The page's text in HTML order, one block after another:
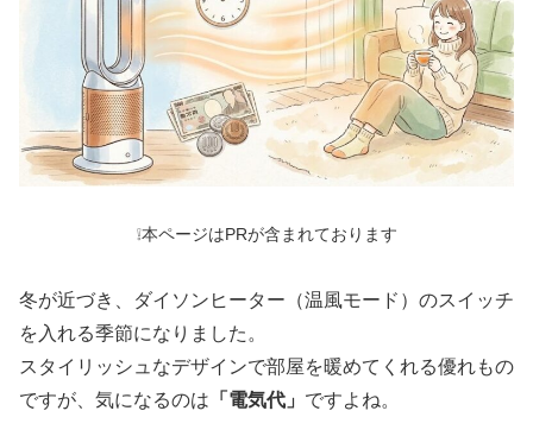
❕本ページはPRが含まれております
冬が近づき、ダイソンヒーター（温風モード）のスイッチ
を入れる季節になりました。
スタイリッシュなデザインで部屋を暖めてくれる優れもの
ですが、気になるのは 「電気代」 ですよね。